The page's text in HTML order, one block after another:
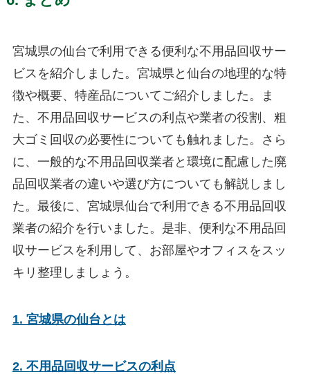
宮城県の仙台で利用できる便利な不用品回収サー
ビスを紹介しました。宮城県と仙台の地理的な特
徴や概要、特産品についてご紹介しました。ま
た、不用品回収サービスの利点や業者の役割、粗
大ゴミ回収の必要性についても触れました。さら
に、一般的な不用品回収業者と環境に配慮した廃
品回収業者の違いや選び方についても解説しまし
た。最後に、宮城県仙台で利用できる不用品回収
業者の紹介を行いました。是非、便利な不用品回
収サービスを利用して、お部屋やオフィスをスッ
キリ整理しましょう。
1. 宮城県の仙台とは
2. 不用品回収サービスの利点